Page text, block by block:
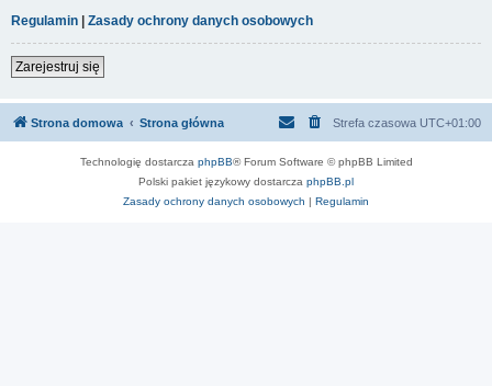
Regulamin
Zasady ochrony danych osobowych
Zarejestruj się
Strona domowa Strona główna Strefa czasowa UTC+01:00
Technologię dostarcza phpBB® Forum Software © phpBB Limited
Polski pakiet językowy dostarcza phpBB.pl
Zasady ochrony danych osobowych | Regulamin